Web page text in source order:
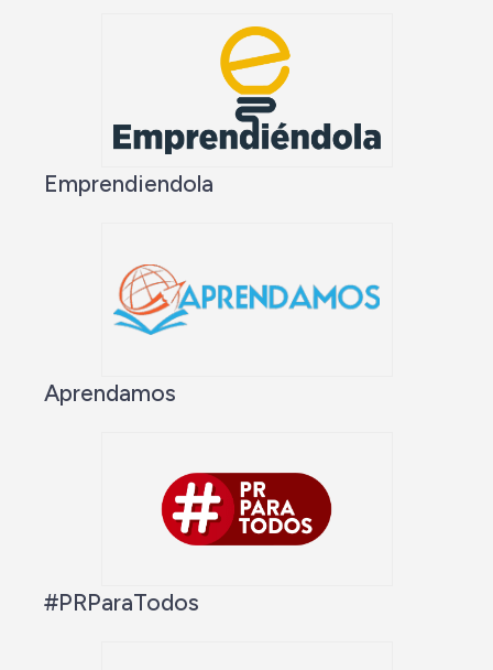
Emprendiendola
Aprendamos
#PRParaTodos